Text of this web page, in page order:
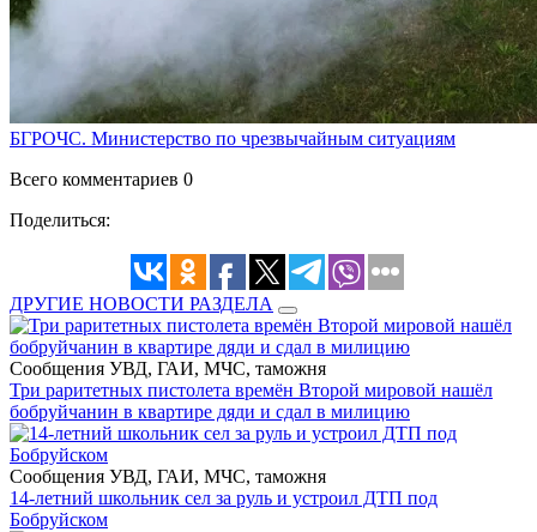
БГРОЧС. Министерство по чрезвычайным ситуациям
Всего комментариев 0
Поделиться:
ДРУГИЕ НОВОСТИ РАЗДЕЛА
Сообщения УВД, ГАИ, МЧС, таможня
Три раритетных пистолета времён Второй мировой нашёл
бобруйчанин в квартире дяди и сдал в милицию
Сообщения УВД, ГАИ, МЧС, таможня
14-летний школьник сел за руль и устроил ДТП под
Бобруйском